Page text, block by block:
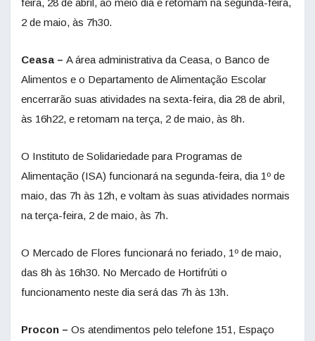
2 de maio, às 7h30.
Ceasa – A área administrativa da Ceasa, o Banco de
Alimentos e o Departamento de Alimentação Escolar
encerrarão suas atividades na sexta-feira, dia 28 de abril,
às 16h22, e retomam na terça, 2 de maio, às 8h.
O Instituto de Solidariedade para Programas de
Alimentação (ISA) funcionará na segunda-feira, dia 1º de
maio, das 7h às 12h, e voltam às suas atividades normais
na terça-feira, 2 de maio, às 7h.
O Mercado de Flores funcionará no feriado, 1º de maio,
das 8h às 16h30. No Mercado de Hortifrúti o
funcionamento neste dia será das 7h às 13h.
Procon – Os atendimentos pelo telefone 151, Espaço